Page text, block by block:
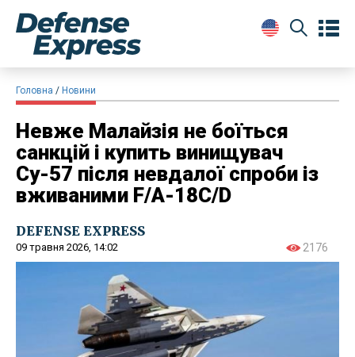
Головна Новини
Невже Малайзія не боїться
санкцій і купить винищувач
Су-57 після невдалої спроби із
вживаними F/A-18C/D
DEFENSE EXPRESS
09 травня 2026, 14:02 2176